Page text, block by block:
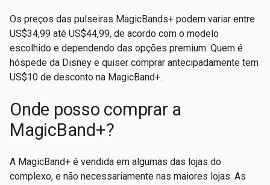
Os preços das pulseiras MagicBands+ podem variar entre
US$34,99 até US$44,99, de acordo com o modelo
escolhido e dependendo das opções premium. Quem é
hóspede da Disney e quiser comprar antecipadamente tem
US$10 de desconto na MagicBand+.
Onde posso comprar a
MagicBand+?
A MagicBand+ é vendida em algumas das lojas do
complexo, e não necessariamente nas maiores lojas. As